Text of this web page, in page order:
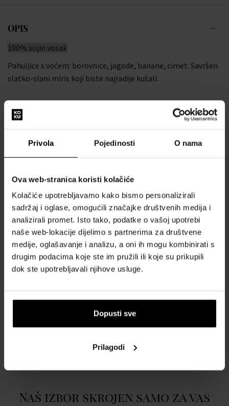
Privola Pojedinosti O nama
Ova web-stranica koristi kolačiće
Kolačiće upotrebljavamo kako bismo personalizirali
sadržaj i oglase, omogućili značajke društvenih medija i
analizirali promet. Isto tako, podatke o vašoj upotrebi
naše web-lokacije dijelimo s partnerima za društvene
medije, oglašavanje i analizu, a oni ih mogu kombinirati s
drugim podacima koje ste im pružili ili koje su prikupili
dok ste upotrebljavali njihove usluge.
Dopusti sve
Prilagodi
OPIS
100% sojin vosak
Pahuljice s voćem: borovnice, jagode, banane, cimet. Savršen
slatko-slani miris koji biste najradije kušali.
MIX MIRISA
banana, jagoda, sitno voće
BAZA: vanilija, kuhani šećerni sirup
INFORMACIJE O PROIZVODU
ŠIRINA: 10,16 cm
VISINA: 17,22 cm
TRAJANJE GORENJA: 100 sati
TEŽINA: 624 g
Naš izbor skrojen samo za vas